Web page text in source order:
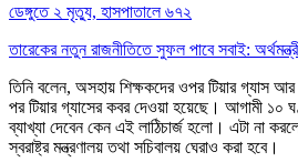
ডেঙ্গুতে ২ মৃত্যু, হাসপাতালে ৬৭২
তারেকের নতুন রাজনীতিতে সুফল পাবে সবাই:
তিনি বলেন, অসহায় শিক্ষকদের ওপর টিয়ার গ্যাস
পর টিয়ার গ্যাসের কবর দেওয়া হয়েছে। আগামী ১০
ব্যাখ্যা দেবেন কেন এই লাঠিচার্জ হলো। এটা না
স্বরাষ্ট্র মন্ত্রণালয় তথা সচিবালয় ঘেরাও করা হবে।